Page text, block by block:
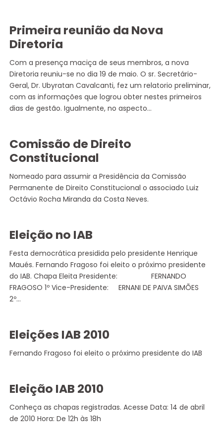
Primeira reunião da Nova
Diretoria
Com a presença maciça de seus membros, a nova
Diretoria reuniu-se no dia 19 de maio. O sr. Secretário-
Geral, Dr. Ubyratan Cavalcanti, fez um relatorio preliminar,
com as informações que logrou obter nestes primeiros
dias de gestão. Igualmente, no aspecto…
Comissão de Direito
Constitucional
Nomeado para assumir a Presidência da Comissão
Permanente de Direito Constitucional o associado Luiz
Octávio Rocha Miranda da Costa Neves.
Eleição no IAB
Festa democrática presidida pelo presidente Henrique
Maués. Fernando Fragoso foi eleito o próximo presidente
do IAB. Chapa Eleita Presidente: FERNANDO
FRAGOSO 1º Vice-Presidente: ERNANI DE PAIVA SIMÕES
2º…
Eleições IAB 2010
Fernando Fragoso foi eleito o próximo presidente do IAB
Eleição IAB 2010
Conheça as chapas registradas. Acesse Data: 14 de abril
de 2010 Hora: De 12h às 18h